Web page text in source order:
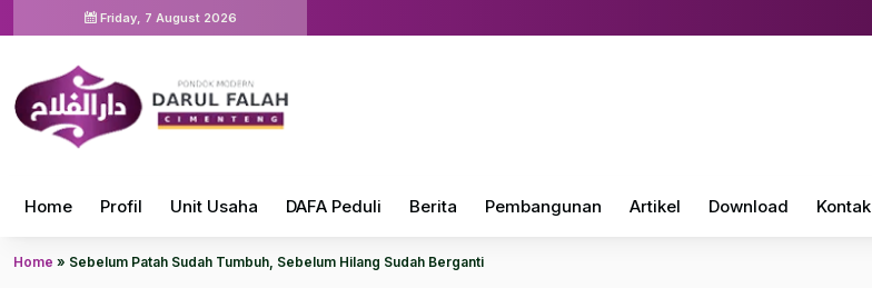
Friday, 7 August 2026
Home Profil Unit Usaha DAFA Peduli Berita Pembangunan Artikel Download Kontak
Home » Sebelum Patah Sudah Tumbuh, Sebelum Hilang Sudah Berganti